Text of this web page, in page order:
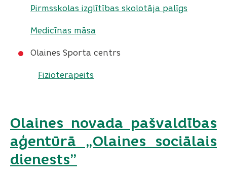
Pirmsskolas izglītības skolotāja palīgs
Medicīnas māsa
Olaines Sporta centrs
Fizioterapeits
Olaines novada pašvaldības
aģentūrā „Olaines sociālais
dienests”